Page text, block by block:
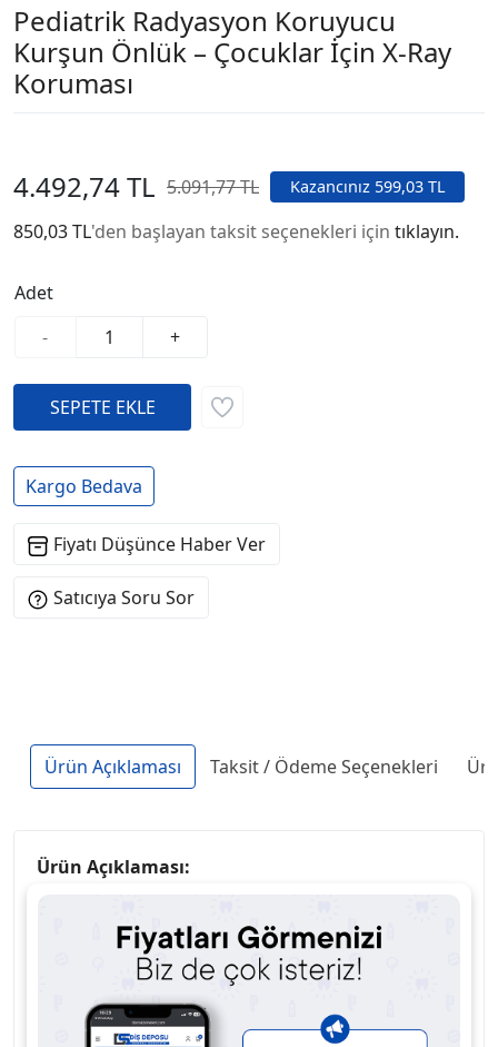
Pediatrik Radyasyon Koruyucu
Kurşun Önlük – Çocuklar İçin X-Ray
Koruması
4.492,74 TL 5.091,77 TL Kazancınız 599,03 TL
850,03 TL'den başlayan taksit seçenekleri için tıklayın.
Adet
-
+
Kargo Bedava
Fiyatı Düşünce Haber Ver
Satıcıya Soru Sor
Ürün Açıklaması Taksit / Ödeme Seçenekleri
Ürün Açıklaması:
Pediatrik Radyasyon Koruyucu Kurşun Önlük,
çocuk hastaların radyoloji, diş hekimliği ve
diğer görüntüleme işlemleri sırasında X-ışını
maruziyetini minimuma indirmek için tasarlanmış,
yüksek yoğunluklu kurşun içeren koruyucu
önlüktür.